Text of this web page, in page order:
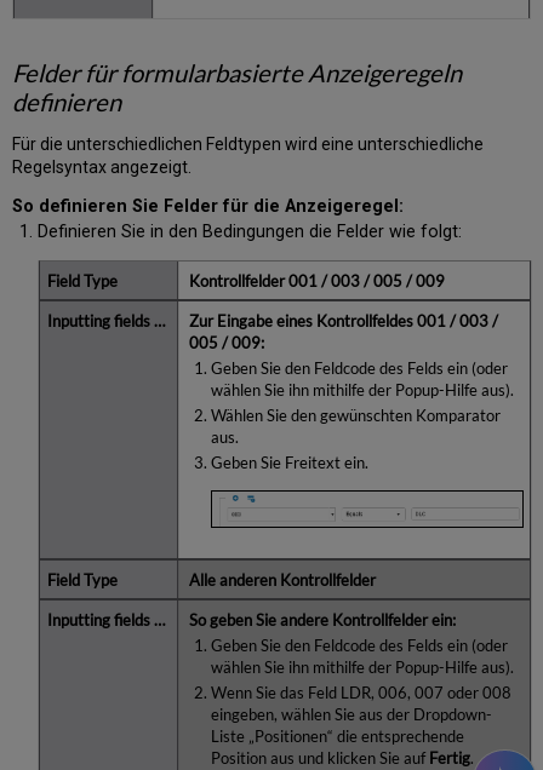
Felder für formularbasierte Anzeigeregeln
definieren
Für die unterschiedlichen Feldtypen wird eine unterschiedliche
Regelsyntax angezeigt.
So definieren Sie Felder für die Anzeigeregel:
Definieren Sie in den Bedingungen die Felder wie folgt:
Kontrollfelder 001 / 003 / 005 / 009
Zur Eingabe eines Kontrollfeldes001 / 003 /
005 / 009:
Geben Sie den Feldcode des Felds ein (oder
wählen Sie ihn mithilfe der Popup-Hilfe aus).
Wählen Sie den gewünschten Komparator
aus.
Geben Sie Freitext ein.
Alle anderen Kontrollfelder
So geben Sie andere Kontrollfelder ein:
Geben Sie den Feldcode des Felds ein (oder
wählen Sie ihn mithilfe der Popup-Hilfe aus).
Wenn Sie das Feld LDR, 006, 007 oder 008
eingeben, wählen Sie aus der Dropdown-
Liste „Positionen“ die entsprechende
Position aus und klicken Sie auf Fertig.